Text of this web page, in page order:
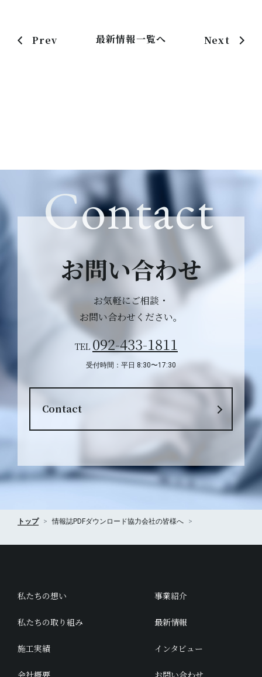
Next
最新情報一覧へ
Prev
Contact
お問い合わせ
お気軽にご相談・
お問い合わせください。
TEL 092-433-1811
受付時間：平日 8:30〜17:30
Contact
トップ 情報誌PDFダウンロード協力会社の皆様へ
私たちの想い
私たちの取り組み
施工実績
会社概要
事業紹介
最新情報
インタビュー
お問い合わせ